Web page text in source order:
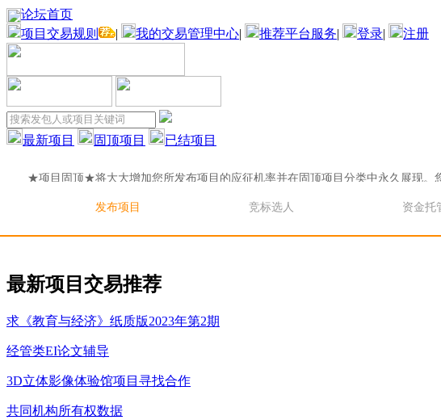
论坛首页
项目交易规则
| 我的交易管理中心| 推荐平台服务| 登录| 注册
最新项目 固顶项目 已结项目
★项目固顶★将大大增加您所发布项目的应征机率并在固顶项目分类中永久展现
目固顶★将大大增加您所发布项目的应征机率并在固顶项目分类中永久展现
发布项目 竞标选人 资金托
最新项目交易推荐
求《教育与经济》纸质版2023年第2期
经管类EI论文辅导
3D立体影像体验馆项目寻找合作
共同机构所有权数据